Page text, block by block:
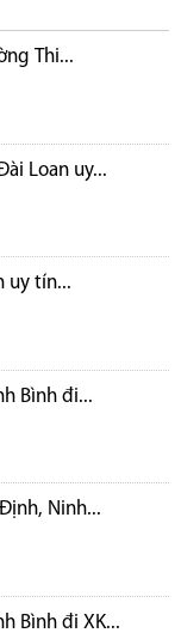
Thi...
Loan uy...
uy tín...
Bình đi...
Ninh...
Bình đi XK...